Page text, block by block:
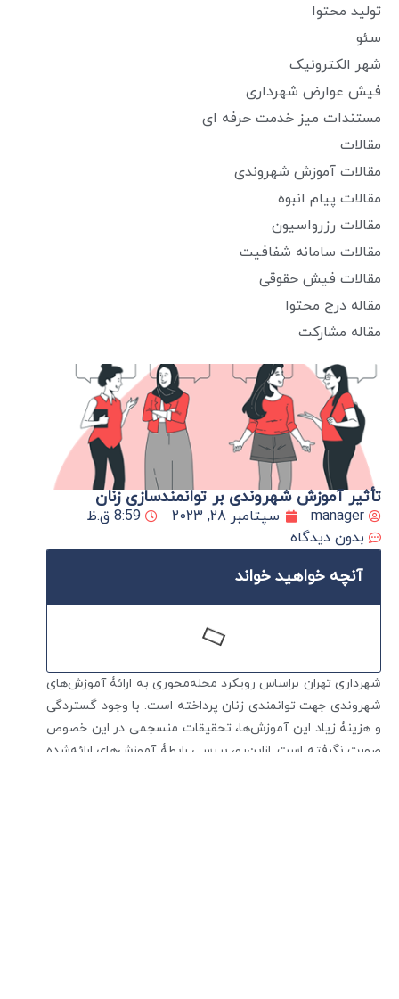
تولید محتوا
سئو
شهر الکترونیک
فیش عوارض شهرداری
مستندات میز خدمت حرفه ای
مقالات
مقالات آموزش شهروندی
مقالات پیام انبوه
مقالات رزرواسیون
مقالات سامانه شفافیت
مقالات فیش حقوقی
مقاله درج محتوا
مقاله مشارکت
تأثیر آموزش‌ شهروندی بر توانمندسازی زنان
manager سپتامبر 28, 2023
8:59 ق.ظ
بدون دیدگاه
آنچه خواهید خواند
شهرداری تهران براساس رویکرد محله‌محوری به ارائۀ آموزش‌های
شهروندی جهت توانمندی زنان پرداخته است. با وجود گستردگی
و هزینۀ زیاد این آموزش‌ها، تحقیقات منسجمی در این خصوص
صورت نگرفته است. از‌این‌رو، بررسی رابطۀ آموزش‌های ارائه‌شده